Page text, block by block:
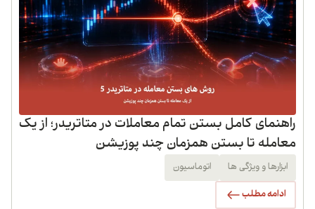
راهنمای کامل بستن تمام معاملات در متاتریدر؛ از یک
معامله تا بستن همزمان چند پوزیشن
ابزارها و ویژگی ها اتوماسیون
ادامه مطلب